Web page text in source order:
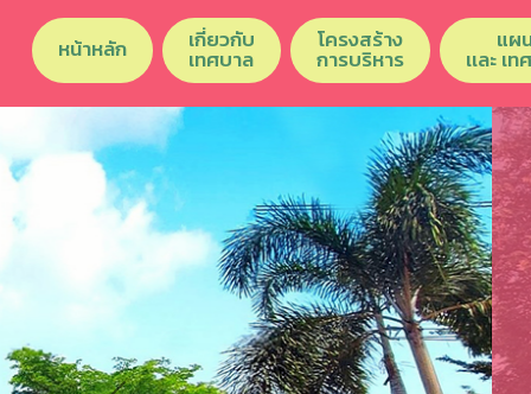
หน้าหลัก เกี่ยวกับ
เทศบาล
โครงสร้าง
การบริหาร
แผ
เเละ